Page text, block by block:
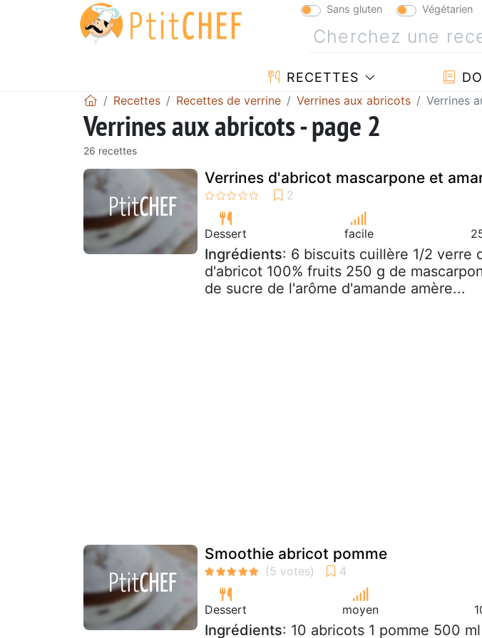
Sans gluten Végétarien
RECETTES
Recettes Recettes de verrine Verrines aux abricots Verrines
Verrines aux abricots - page 2
26 recettes
Verrines d'abricot mascarpone et
Dessert facile
Ingrédients: 6 biscuits cuillère 1/2 verre
d'abricot 100% fruits 250 g de
de sucre de l'arôme d'amande amère...
Smoothie abricot pomme
Dessert moyen
Ingrédients: 10 abricots 1 pomme 500